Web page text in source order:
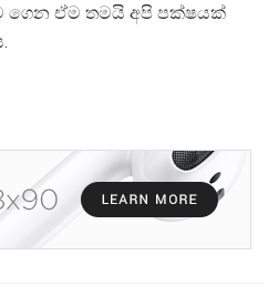
ගෙන ඒම තමයි අපි පක්ෂයක්